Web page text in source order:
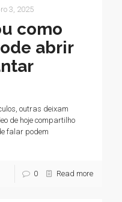
3, 2025
como
abrir
outras deixam
de hoje compartilho
falar podem
0 Read more